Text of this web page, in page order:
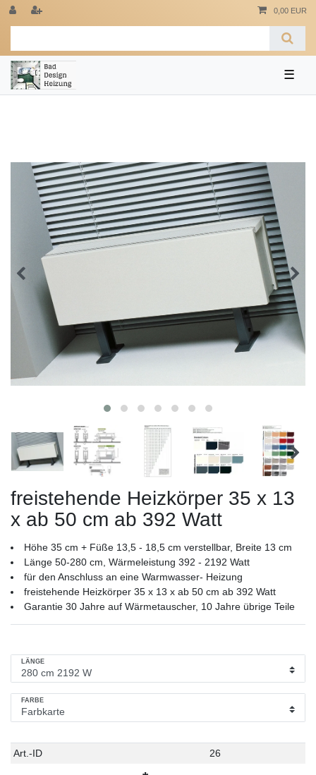
0,00 EUR
☰
freistehende Heizkörper 35 x 13
x ab 50 cm ab 392 Watt
Höhe 35 cm + Füße 13,5 - 18,5 cm verstellbar, Breite 13 cm
Länge 50-280 cm, Wärmeleistung 392 - 2192 Watt
für den Anschluss an eine Warmwasser- Heizung
freistehende Heizkörper 35 x 13 x ab 50 cm ab 392 Watt
Garantie 30 Jahre auf Wärmetauscher, 10 Jahre übrige Teile
LÄNGE
FARBE
Technisches
Wert
Art.-ID 26